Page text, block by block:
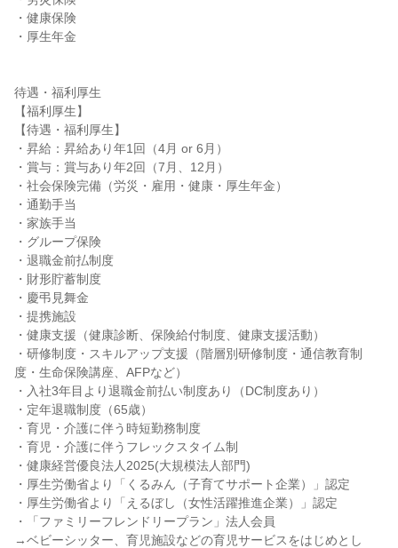
・健康保険
・厚生年金
待遇・福利厚生
【福利厚生】
【待遇・福利厚生】
・昇給：昇給あり年1回（4月 or 6月）
・賞与：賞与あり年2回（7月、12月）
・社会保険完備（労災・雇用・健康・厚生年金）
・通勤手当
・家族手当
・グループ保険
・退職金前払制度
・財形貯蓄制度
・慶弔見舞金
・提携施設
・健康支援（健康診断、保険給付制度、健康支援活動）
・研修制度・スキルアップ支援（階層別研修制度・通信教育制
度・生命保険講座、AFPなど）
・入社3年目より退職金前払い制度あり（DC制度あり）
・定年退職制度（65歳）
・育児・介護に伴う時短勤務制度
・育児・介護に伴うフレックスタイム制
・健康経営優良法人2025(大規模法人部門)
・厚生労働省より「くるみん（子育てサポート企業）」認定
・厚生労働省より「えるぼし（女性活躍推進企業）」認定
・「ファミリーフレンドリープラン」法人会員
→ベビーシッター、育児施設などの育児サービスをはじめとし